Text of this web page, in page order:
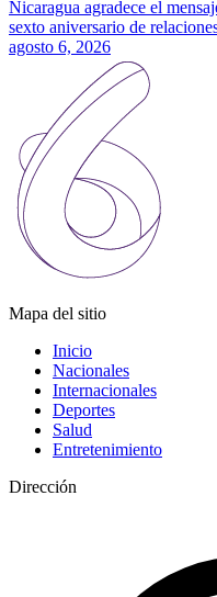
Nicaragua agradece el
sexto aniversario de
agosto 6, 2026
Mapa del sitio
Inicio
Nacionales
Internacionales
Deportes
Salud
Entretenimiento
Dirección